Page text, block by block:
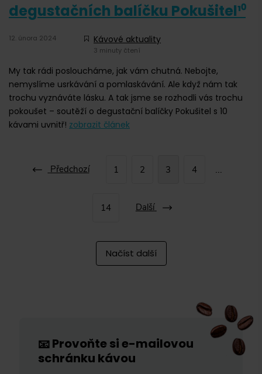
degustačních balíčku Pokušitel¹⁰
12. února 2024 Kávové aktuality
3 minuty čtení
My tak rádi posloucháme, jak vám chutná. Nebojte,
nemyslíme usrkávání a pomlaskávání. Ale když nám tak
trochu vyznáváte lásku. A tak jsme se rozhodli vás trochu
pokoušet – soutěží o degustační balíčky Pokušitel s 10
kávami uvnitř! zobrazit článek
Předchozí 1 2 3 4 ...
14 Další
Načíst další
📧Provoňte si e-mailovou
schránku kávou